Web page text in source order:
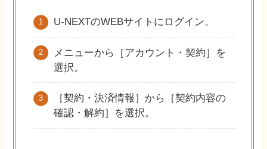
U-NEXTのWEBサイトにログイン。
メニューから［アカウント・契約］を
選択。
［契約・決済情報］から［契約内容の
確認・解約］を選択。